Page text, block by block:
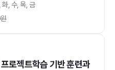
화, 수, 목, 금
원
로젝트학습 기반 훈련과